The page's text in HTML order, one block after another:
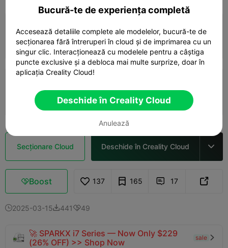
0.2mm layer, 2 walls, 15% infill
 02h 22m  1 plates  81.94g
 02h 10m  1 plates 
Secționare Cloud Deschide în Creality Cloud 
Boost 137 165  17 
2025-03-1544149
🚀 SPARKX i7 Series — Now Only $229
(26% OFF) >> Shop Now
sale 
Bucură-te de experiența completă
Accesează detaliile complete ale modelelor, bucură-te de
secționarea fără întreruperi în cloud și de imprimarea cu un
singur clic. Interacționează cu modelele pentru a câștiga
puncte exclusive și a debloca mai multe surprize, doar în
aplicația Creality Cloud!
Deschide în Creality Cloud
Anulează